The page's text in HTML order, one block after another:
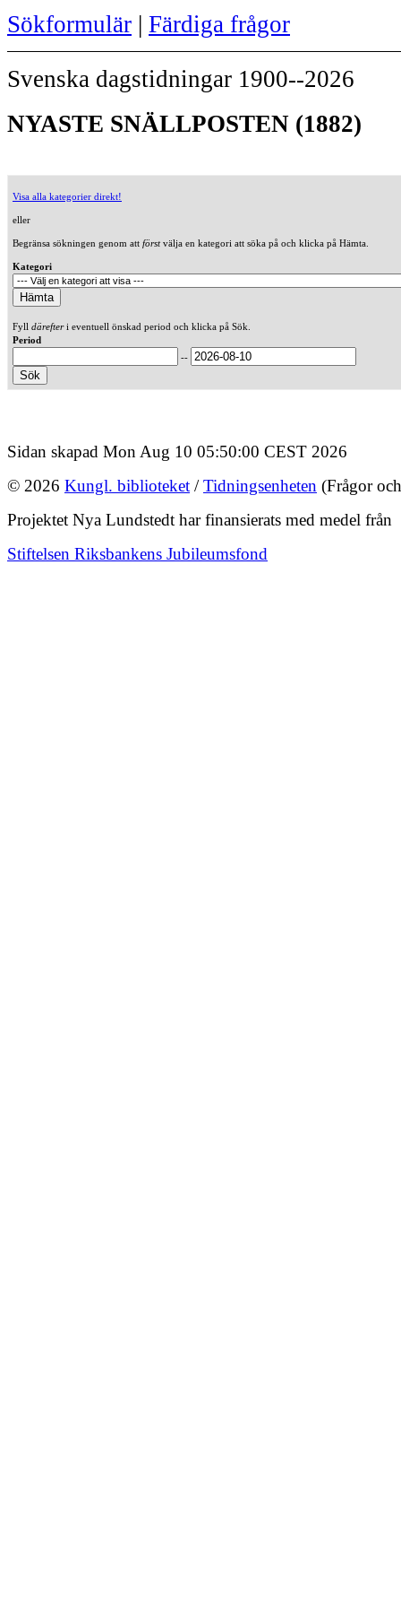
Sökformulär | Färdiga frågor
Svenska dagstidningar 1900--2026
NYASTE SNÄLLPOSTEN (1882)
Visa alla kategorier direkt!
eller
Begränsa sökningen genom att förstvälja en kategori att söka på och klicka på Hämta.
Kategori
Fyll därefteri eventuell önskad period och klicka på Sök.
Period
--
Sidan skapad Mon Aug 10 05:50:00 CEST 2026
© 2026 Kungl. biblioteket /Tidningsenheten (Frågor
Projektet Nya Lundstedt har finansierats med medel från
Stiftelsen Riksbankens Jubileumsfond